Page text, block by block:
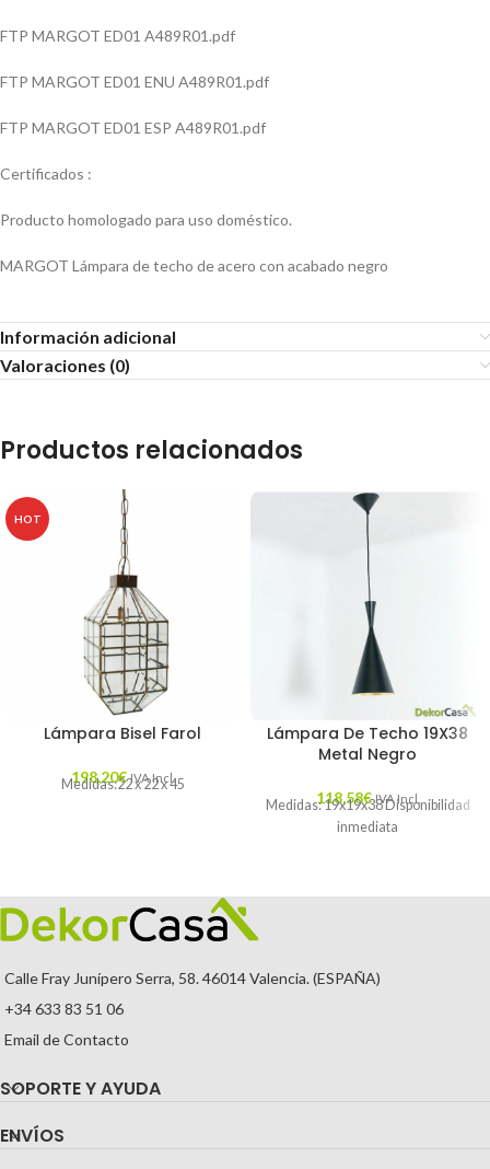
FTP MARGOT ED01 A489R01.pdf
FTP MARGOT ED01 ENU A489R01.pdf
FTP MARGOT ED01 ESP A489R01.pdf
Certificados :
Producto homologado para uso doméstico.
MARGOT Lámpara de techo de acero con acabado negro
Información adicional
Valoraciones (0)
Productos relacionados
HOT
Lámpara Bisel Farol
198,20€ IVA Incl.
Medidas:22 x 22 x 45
Lámpara De Techo 19X38
Metal Negro
118,58€ IVA Incl.
Medidas: 19x19x38 Disponibilidad
inmediata
Calle Fray Junípero Serra, 58. 46014 Valencia. (ESPAÑA)
+34 633 83 51 06
Email de Contacto
SOPORTE Y AYUDA
ENVÍOS